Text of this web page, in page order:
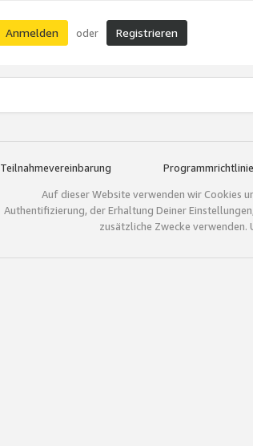
Anmelden oder Registrieren
Teilnahmevereinbarung
Auf dieser Website verwenden wir Cookies
Authentifizierung, der Erhaltung Deiner
zusätzliche Zwecke